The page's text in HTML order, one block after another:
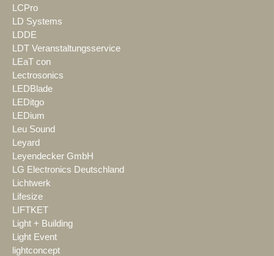
LCPro
LD Systems
LDDE
LDT Veranstaltungsservice
LEaT con
Lectrosonics
LEDBlade
LEDitgo
LEDium
Leu Sound
Leyard
Leyendecker GmbH
LG Electronics Deutschland
Lichtwerk
Lifesize
LIFTKET
Light + Building
Light Event
lightconcept